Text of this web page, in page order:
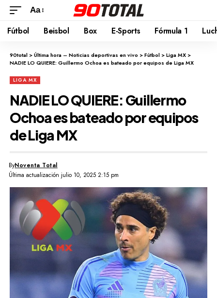
Aa
Fútbol Beisbol Box E-Sports Fórmula 1
90total >Última hora – Noticias deportivas en vivo >Fútbol >Liga MX >
NADIE LO QUIERE: Guillermo Ochoa es bateado por equipos de Liga MX
LIGA MX
NADIE LO QUIERE: Guillermo
Ochoa es bateado por equipos
de Liga MX
Última actualización julio 10, 2025 2:15 pm
ByNoventa Total